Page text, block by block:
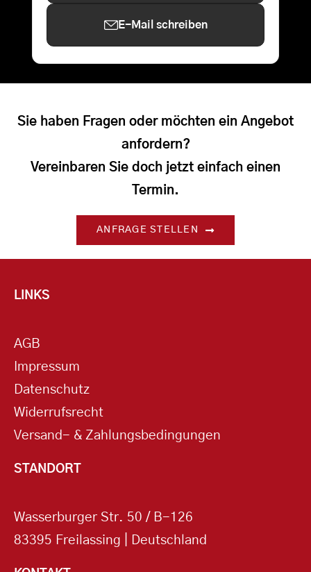
E-Mail schreiben
Sie haben Fragen oder möchten ein Angebot
anfordern?
Vereinbaren Sie doch jetzt einfach einen
Termin.
ANFRAGE STELLEN
LINKS
AGB
Impressum
Datenschutz
Widerrufsrecht
Versand- & Zahlungsbedingungen
STANDORT
Wasserburger Str. 50 / B-126
83395 Freilassing | Deutschland